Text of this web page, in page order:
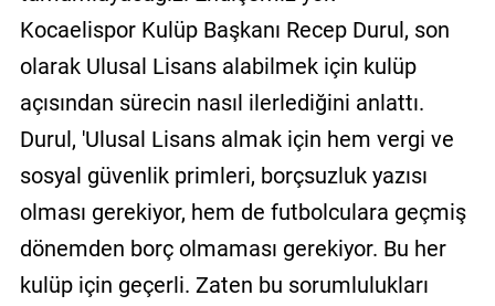
Kocaelispor Kulüp Başkanı Recep Durul, son
olarak Ulusal Lisans alabilmek için kulüp
açısından sürecin nasıl ilerlediğini anlattı.
Durul, 'Ulusal Lisans almak için hem vergi ve
sosyal güvenlik primleri, borçsuzluk yazısı
olması gerekiyor, hem de futbolculara geçmiş
dönemden borç olmaması gerekiyor. Bu her
kulüp için geçerli. Zaten bu sorumlulukları